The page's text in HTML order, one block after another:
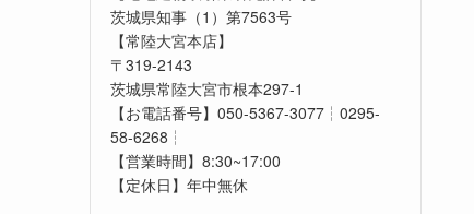
茨城県知事（1）第7563号
【常陸大宮本店】
〒319-2143
茨城県常陸大宮市根本297-1
【お電話番号】050-5367-3077┆0295-
58-6268┆
【営業時間】8:30~17:00
【定休日】年中無休